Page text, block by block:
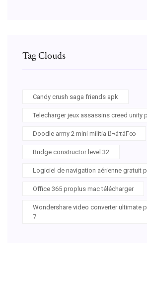
Tag Clouds
Candy crush saga friends apk
Telecharger jeux assassins creed unity
Doodle army 2 mini militia ß¬áτáΓ∞
Bridge constructor level 32
Logiciel de navigation aérienne gratuit
Office 365 proplus mac télécharger
Wondershare video converter ultimate
7